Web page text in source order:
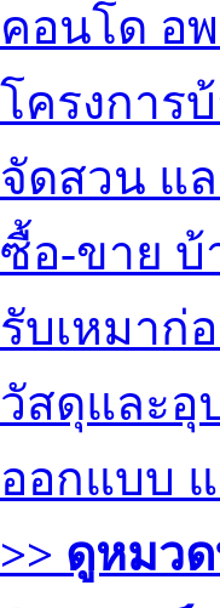
คอนโด อ
โครงการ
จัดสวน แ
ซื้อ-ขาย
รับเหมาก่
วัสดุและอุ
ออกแบบ
>> ดูหมว